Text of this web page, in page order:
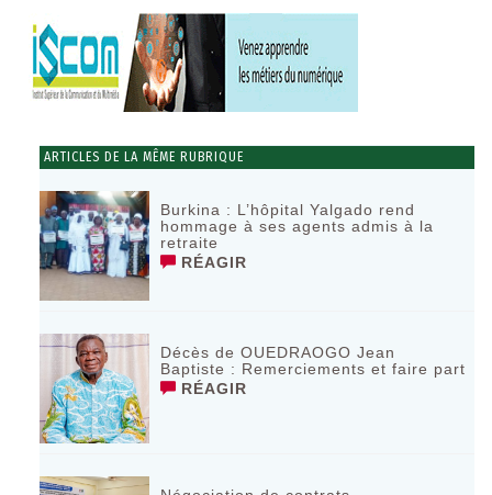
ARTICLES DE LA MÊME RUBRIQUE
Burkina : L’hôpital Yalgado rend
hommage à ses agents admis à la
retraite
RÉAGIR
Décès de OUEDRAOGO Jean
Baptiste : Remerciements et faire part
RÉAGIR